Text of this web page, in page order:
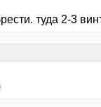
туда 2-3